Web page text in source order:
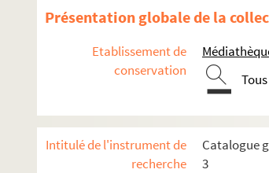
Présentation globale de la
Etablissement de
conservation
Intitulé de l'instrument de
recherche
Catalogue
3
8o. Une du père Gourdan,
10o. Une de M. Baillet, prêtre
11o. Une signée : Maultros (1792)
13o. Eloge de M. Desessarts, pour
14o. Deux fragments, l'un de